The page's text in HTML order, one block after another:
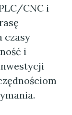
CNC i
czasy
i